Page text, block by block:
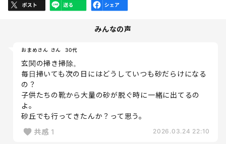
みんなの声
おまめさん さん 30代
玄関の掃き掃除。
毎日掃いても次の日にはどうしていつも砂だらけになる
の？
子供たちの靴から大量の砂が脱ぐ時に一緒に出てるの
よ。
砂丘でも行ってきたんか？って思う。
共感 1 2026.03.24 22:10